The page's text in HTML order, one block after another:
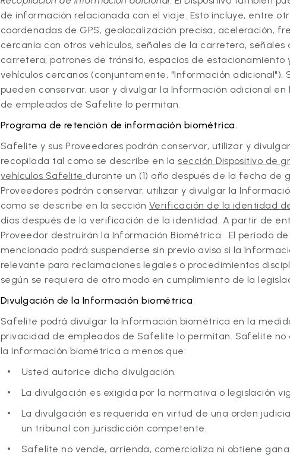
de información relacionada con el viaje. Esto incluye, entre
coordenadas de GPS, geolocalización precisa, aceleración,
cercanía con otros vehículos, señales de la carretera,
carretera, patrones de tránsito, espacios de
vehículos cercanos (conjuntamente, "Información adicional").
pueden conservar, usar y divulgar la Información adicional en
de empleados de Safelite lo permitan.
Programa de retención de información biométrica.
Safelite y sus Proveedores podrán conservar, utilizar y
recopilada tal como se describe en la sección Dispositivo de
vehículos Safelite durante un (1) año después de la fecha de
Proveedores podrán conservar, utilizar y divulgar la
como se describe en la sección Verificación de la identidad
días después de la verificación de la identidad. A partir de
Proveedor destruirán la Información Biométrica. El período
mencionado podrá suspenderse sin previo aviso si la
relevante para reclamaciones legales o procedimientos
según se requiera de otro modo en cumplimiento de la
Divulgación de la Información biométrica
Safelite podrá divulgar la Información biométrica en la
privacidad de empleados de Safelite lo permitan. Safelite no
la Información biométrica a menos que:
Usted autorice dicha divulgación.
La divulgación es exigida por la normativa o legislación
La divulgación es requerida en virtud de una orden
un tribunal con jurisdicción competente.
Safelite no vende, arrienda, comercializa ni obtiene